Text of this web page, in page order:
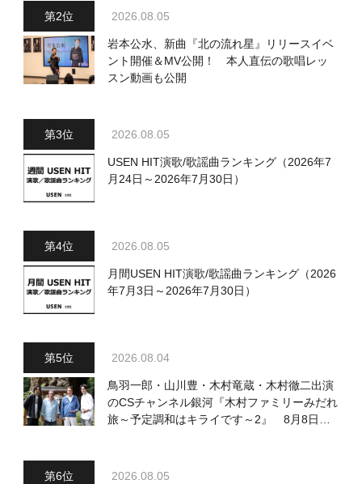
2026.08.05
岩本公水、新曲『北の流れ星』リリースイベ
ント開催＆MV公開！ 本人直伝の歌唱レッ
スン動画も公開
2026.08.05
USEN HIT演歌/歌謡曲ランキング（2026年7
月24日～2026年7月30日）
2026.08.05
月間USEN HIT演歌/歌謡曲ランキング（2026
年7月3日～2026年7月30日）
2026.08.04
鳥羽一郎・山川豊・木村竜蔵・木村徹二出演
のCSチャンネル銀河『木村ファミリーみだれ
旅～予定調和はキライです～2』 8月8日
2026.08.05